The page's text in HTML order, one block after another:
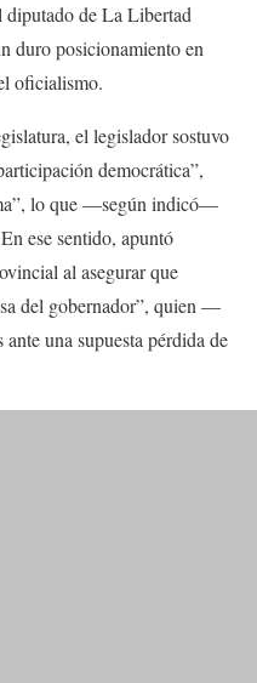
diputado de La Libertad
duro posicionamiento en
oficialismo.
el legislador sostuvo
democrática”,
lo que —según indicó—
ese sentido, apuntó
al asegurar que
del gobernador”, quien —
una supuesta pérdida de